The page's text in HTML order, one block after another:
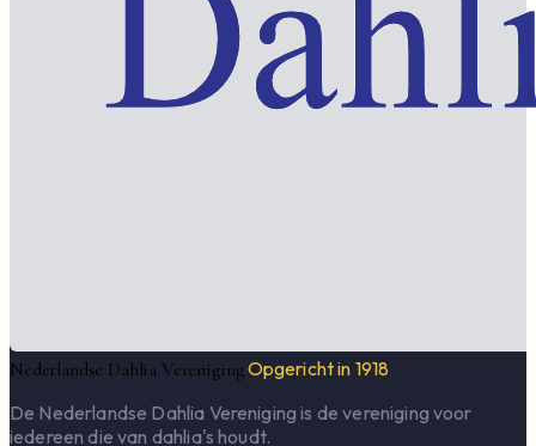
Nederlandse Dahlia VerenigingOpgericht in 1918
De Nederlandse Dahlia Vereniging is de vereniging voor
iedereen die van dahlia's houdt.